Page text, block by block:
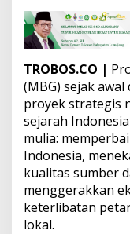
t
a
K
e
l
o
l
a
K
e
b
i
j
a
k
TROBOS.CO |
(MBG) sejak
proyek strategis
sejarah
mulia:
Indonesia,
kualitas sumber
menggerakkan
keterlibatan
lokal.